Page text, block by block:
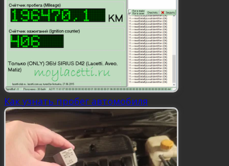
Как узнать пробег автомобиля